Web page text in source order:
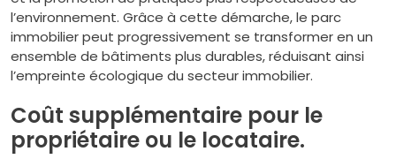
l’environnement. Grâce à cette démarche, le parc
immobilier peut progressivement se transformer en un
ensemble de bâtiments plus durables, réduisant ainsi
l’empreinte écologique du secteur immobilier.
Coût supplémentaire pour le
propriétaire ou le locataire.